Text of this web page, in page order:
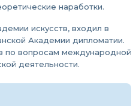
наработки.
искусств, входил в
Академии дипломатии.
по вопросам международной
деятельности.